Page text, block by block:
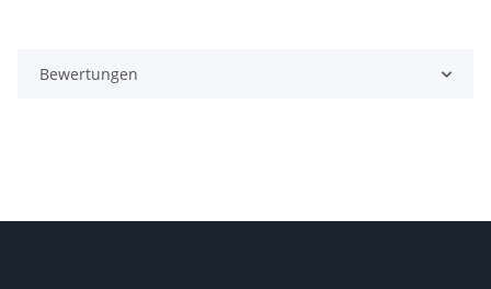
Bewertungen